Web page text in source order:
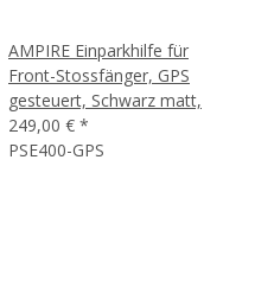
AMPIRE Einparkhilfe für
Front-Stossfänger, GPS
gesteuert, Schwarz matt,
249,00 € *
PSE400-GPS